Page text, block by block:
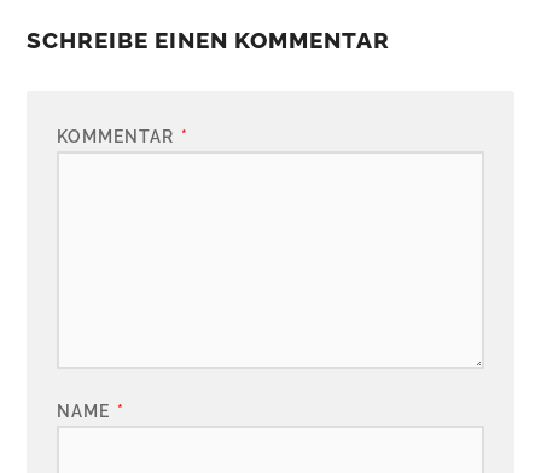
SCHREIBE EINEN KOMMENTAR
KOMMENTAR *
NAME *